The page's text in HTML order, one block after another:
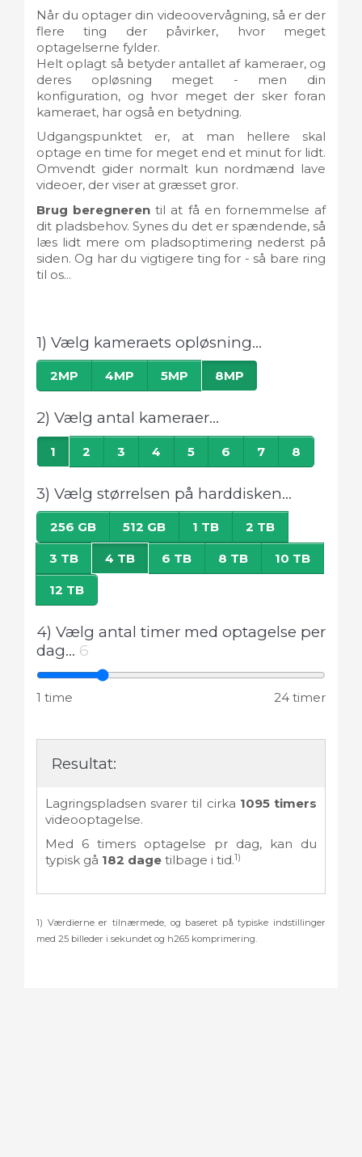
Når du optager din videoovervågning, så er der
flere ting der påvirker, hvor meget
optagelserne fylder.
Helt oplagt så betyder antallet af kameraer, og
deres opløsning meget - men din
konfiguration, og hvor meget der sker foran
kameraet, har også en betydning.
Udgangspunktet er, at man hellere skal
optage en time for meget end et minut for lidt.
Omvendt gider normalt kun nordmænd lave
videoer, der viser at græsset gror.
Brug beregneren til at få en fornemmelse af
dit pladsbehov. Synes du det er spændende, så
læs lidt mere om pladsoptimering nederst på
siden. Og har du vigtigere ting for - så bare ring
til os...
1) Vælg kameraets opløsning...
2MP 4MP 5MP 8MP
2) Vælg antal kameraer...
1 2 3 4 5 6 7 8
3) Vælg størrelsen på harddisken...
256 GB 512 GB 1 TB 2 TB
3 TB 4 TB 6 TB 8 TB 10 TB
12 TB
4) Vælg antal timer med optagelse per
dag... 6
1 time 24 timer
Resultat:
Lagringspladsen svarer til cirka 1095timers
videooptagelse.
Med 6 timers optagelse pr dag, kan du
typisk gå 182 dage tilbage i tid.1)
1) Værdierne er tilnærmede, og baseret på typiske indstillinger
med 25 billeder i sekundet og h265 komprimering.